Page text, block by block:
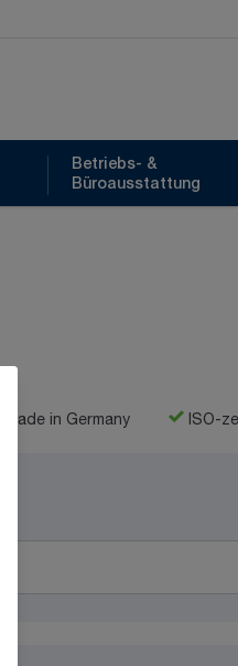
Betriebs- &
Büroausstattung
Made in Germany ISO-